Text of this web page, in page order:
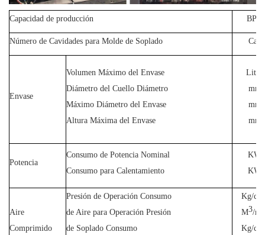
Capacidad de producción BPH
Número de Cavidades para Molde de Soplado Cav
Envase
Volumen Máximo del Envase
Diámetro del Cuello Diámetro
Máximo Diámetro del Envase
Altura Máxima del Envase
Litro
mm
mm
mm
Potencia
Consumo de Potencia Nominal
Consumo para Calentamiento
KW
KW
Aire
Comprimido
Presión de Operación Consumo
de Aire para Operación Presión
de Soplado Consumo
Kg/cm
M3/
Kg/cm